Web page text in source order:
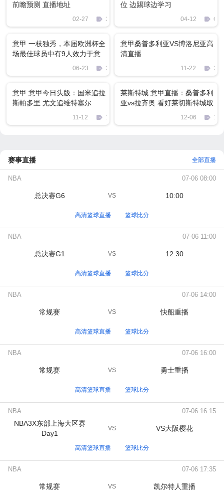
前瞻预测 直播地址
02-27 2003
位 边踢球边学习
04-12 69
意甲 一枝独秀，本届欧洲杯全
场最佳球员中有9人效力于意
06-23 2205
意甲桑普多利亚VS博洛尼亚高
清直播
11-22
意甲 意甲今日头版：国米追拉
斯帕多里 尤文追维特塞尔
11-12 1586
莱斯特城 意甲直播：桑普多利
亚vs拉齐奥 看好莱切斯特城取
12-06
赛事直播 全部直播
NBA 07-06 08:00
总决赛G6 VS 10:00
高清篮球直播 篮球比分
NBA 07-06 11:00
总决赛G1 VS 12:30
高清篮球直播 篮球比分
NBA 07-06 14:00
常规赛 VS 快船重播
高清篮球直播 篮球比分
NBA 07-06 16:00
常规赛 VS 勇士重播
高清篮球直播 篮球比分
NBA 07-06 16:15
NBA3X东部上海大区赛
Day1
VS VS大阪樱花
高清篮球直播 篮球比分
NBA 07-06 17:35
常规赛 VS 凯尔特人重播